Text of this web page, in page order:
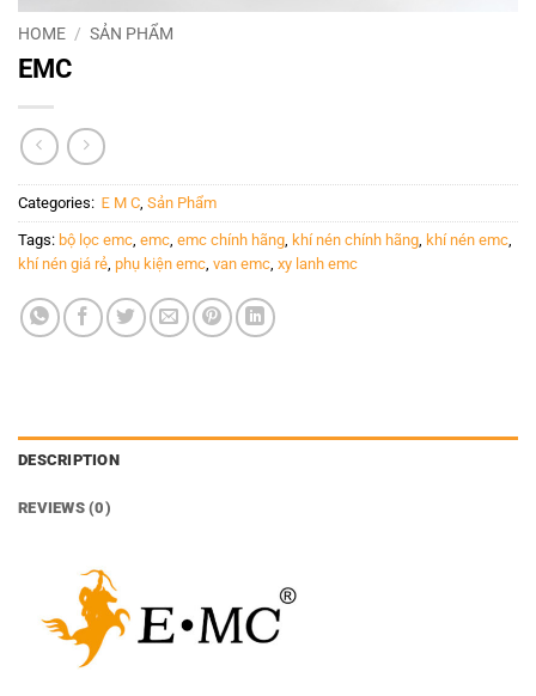
HOME / SẢN PHẨM
EMC
Categories: ＥM C, Sản Phẩm
Tags: bộ lọc emc, emc, emc chính hãng, khí nén chính hãng, khí nén emc,
khí nén giá rẻ, phụ kiện emc, van emc, xy lanh emc
DESCRIPTION
REVIEWS (0)